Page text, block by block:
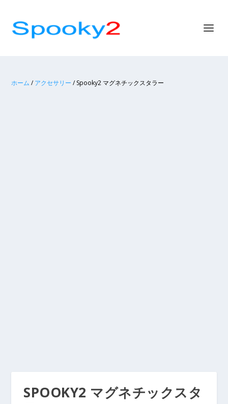
ホーム /アクセサリー / Spooky2 マグネチックスタラー
SPOOKY2 マグネチックスタ